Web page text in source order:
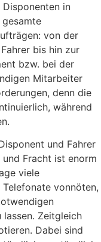
Disponenten in
von der
bis hin zur
bzw. bei der
Mitarbeiter
denn die
während
und Fahrer
Fracht ist enorm
viele
vonnöten,
Zeitgleich
Dabei sind